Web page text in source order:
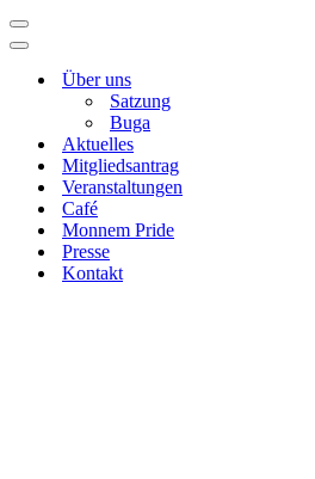
Navigations-
Menü
Navigations-
Über uns
Satzung
Buga
Aktuelles
Mitgliedsantrag
Veranstaltungen
Café
Monnem Pride
Presse
Kontakt